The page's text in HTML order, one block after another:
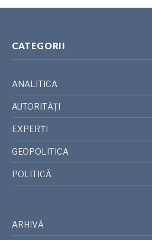
CATEGORII
ANALITICA
AUTORITĂȚI
EXPERȚI
GEOPOLITICA
POLITICĂ
ARHIVĂ